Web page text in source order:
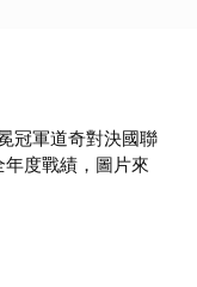
冠軍道奇對決國聯
度戰績，圖片來